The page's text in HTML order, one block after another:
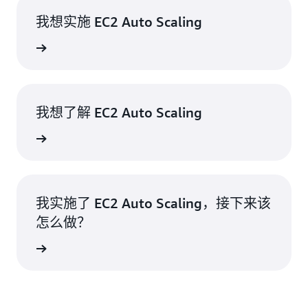
我想实施 EC2 Auto Scaling
我想了解 EC2 Auto Scaling
我实施了 EC2 Auto Scaling，接下来该
怎么做？